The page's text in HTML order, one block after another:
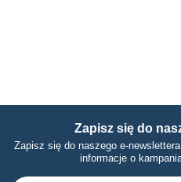
Zapisz się do
Zapisz się do naszego e-
informacje o